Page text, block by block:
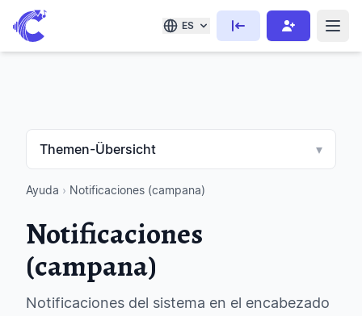
ES
Themen-Übersicht ▾
Ayuda › Notificaciones (campana)
Notificaciones
(campana)
Notificaciones del sistema en el encabezado